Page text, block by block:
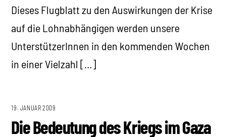
Dieses Flugblatt zu den Auswirkungen der Krise
auf die Lohnabhängigen werden unsere
UnterstützerInnen in den kommenden Wochen
in einer Vielzahl […]
19. JANUAR 2009
Die Bedeutung des Kriegs im Gaza